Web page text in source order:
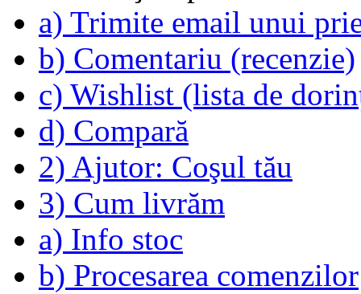
a) Trimite email unui
b) Comentariu (recenzie)
c) Wishlist (lista de
d) Compară
2) Ajutor: Coşul tău
3) Cum livrăm
a) Info stoc
b) Procesarea comenzilor